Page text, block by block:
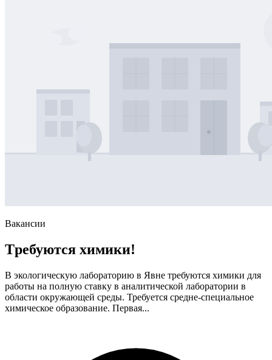
Вакансии
Tребуются химики!
В экологическую лабораторию в Явне требуются химики для
работы на полную ставку в аналитической лаборатории в
области окружающей среды. Требуется средне-специальное
химическое образование. Первая...